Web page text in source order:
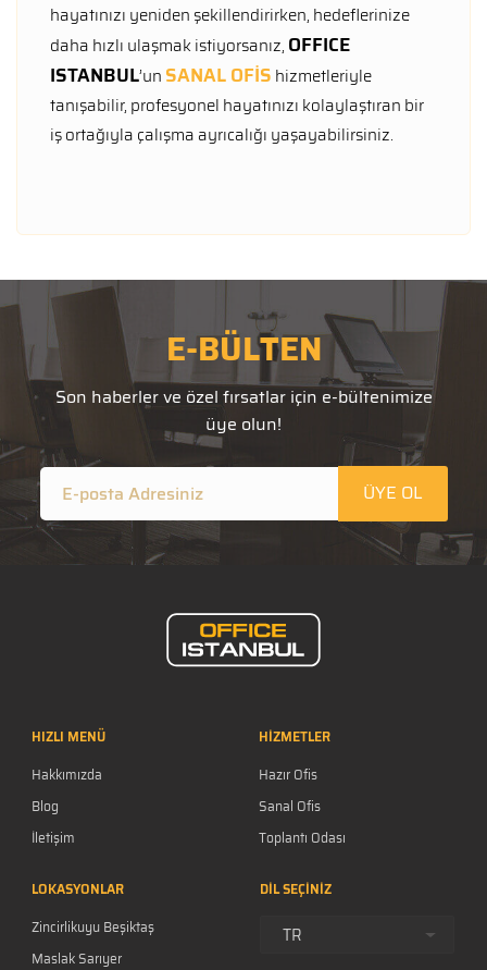
hayatınızı yeniden şekillendirirken, hedeflerinize
daha hızlı ulaşmak istiyorsanız, OFFICE
ISTANBUL’un SANAL OFİS hizmetleriyle
tanışabilir, profesyonel hayatınızı kolaylaştıran bir
iş ortağıyla çalışma ayrıcalığı yaşayabilirsiniz.
E-BÜLTEN
Son haberler ve özel fırsatlar için e-bültenimize
üye olun!
ÜYE OL
HIZLI MENÜ
Hakkımızda
Blog
İletişim
S.S.S.
Gizlilik Politikası
HİZMETLER
Hazır Ofis
Sanal Ofis
Toplantı Odası
LOKASYONLAR
Zincirlikuyu Beşiktaş
Maslak Sarıyer
DİL SEÇİNİZ
TR